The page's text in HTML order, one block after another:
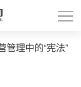
管理中的“宪法”